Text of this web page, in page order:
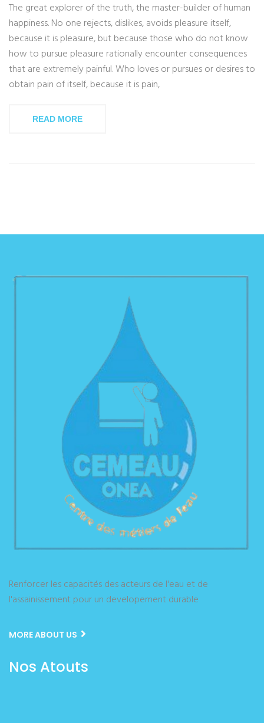
The great explorer of the truth, the master-builder of human
happiness. No one rejects, dislikes, avoids pleasure itself,
because it is pleasure, but because those who do not know
how to pursue pleasure rationally encounter consequences
that are extremely painful. Who loves or pursues or desires to
obtain pain of itself, because it is pain,
READ MORE
Renforcer les capacités des acteurs de l'eau et de
l'assainissement pour un developement durable
MORE ABOUT US
Nos Atouts